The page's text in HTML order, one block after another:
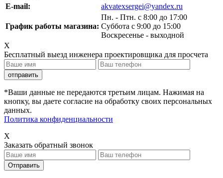
E-mail:
akvatexsergei@yandex.ru
График работы магазина:
Пн. - Птн. с 8:00 до 17:00
Суббота с 9:00 до 15:00
Воскресенье - выходной
X
Бесплатный выезд инженера проектировщика для просчета
*Ваши данные не передаются третьим лицам. Нажимая на
кнопку, вы даете согласие на обработку своих персональных
данных.
Политика конфиденциальности
X
Заказать обратный звонок